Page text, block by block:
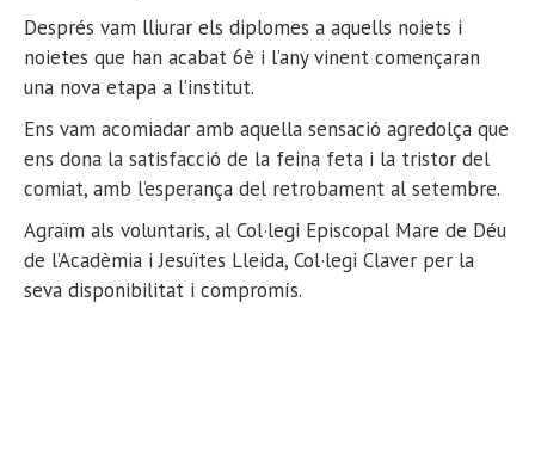
Després vam lliurar els diplomes a aquells noiets i
noietes que han acabat 6è i l’any vinent començaran
una nova etapa a l’institut.
Ens vam acomiadar amb aquella sensació agredolça que
ens dona la satisfacció de la feina feta i la tristor del
comiat, amb l’esperança del retrobament al setembre.
Agraïm als voluntaris, al Col·legi Episcopal Mare de Déu
de l’Acadèmia i Jesuïtes Lleida, Col·legi Claver per la
seva disponibilitat i compromís.